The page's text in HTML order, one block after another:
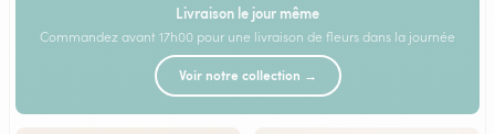
Livraison le jour même
Commandez avant 17h00 pour une livraison de fleurs dans la journée
Voir notre collection →